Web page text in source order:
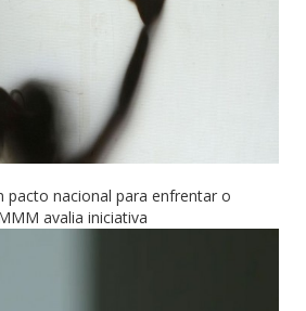
pacto nacional para enfrentar o
avalia iniciativa